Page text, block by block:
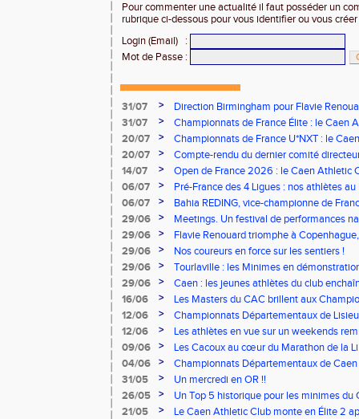
Pour commenter une actualité il faut posséder un
rubrique ci-dessous pour vous identifier ou vous
Login (Email)
:
Mot de Passe :
31/07 >
Direction Birmingham pour Flavie
31/07
>
Championnats de France Élite : le Caen
vous à Albi !
20/07 >
Championnats de France U*NXT : le
Stade Charléty !
20/07 >
Compte-rendu du dernier comité
14/07
>
Open de France 2026 : le Caen Athletic
06/07
>
Pré-France des 4 Ligues : nos athlètes
06/07
>
Bahia REDING, vice-championne de
29/06
>
Meetings. Un festival de performances
concours
29/06 >
Flavie Renouard triomphe à
brillent sur tous les fronts
29/06 >
Nos coureurs en force sur les sentiers !
29/06
>
Tourlaville : les Minimes en
29/06
>
Caen : les jeunes athlètes du club
16/06
>
Les Masters du CAC brillent aux
12/06
>
Championnats Départementaux de
remarquables pour nos jeunes athlètes
12/06 >
Les athlètes en vue sur un weekends
09/06
>
Les Cacoux au cœur du Marathon de la
04/06
>
Championnats Départementaux de
rendez-vous
31/05 >
Un mercredi en OR !!
26/05
>
Un Top 5 historique pour les minimes du
Finale Nationale Equip’Athlé !
21/05 >
Le Caen Athletic Club monte en Élite 2